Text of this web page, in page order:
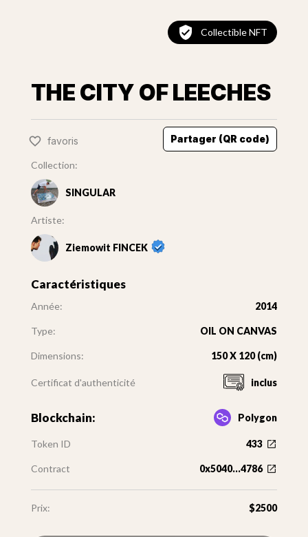
Collectible NFT
THE CITY OF LEECHES
favoris Partager (QR code)
Collection:
SINGULAR
Artiste:
Ziemowit FINCEK
Caractéristiques
Année: 2014
Type: OIL ON CANVAS
Dimensions: 150 X 120 (cm)
Certificat d'authenticité inclus
Blockchain: Polygon
Token ID 433
Contract 0x5040...4786
Prix: $2500